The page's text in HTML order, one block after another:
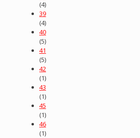
(4)
39
(4)
40
(5)
41
(5)
42
(1)
43
(1)
45
(1)
46
(1)